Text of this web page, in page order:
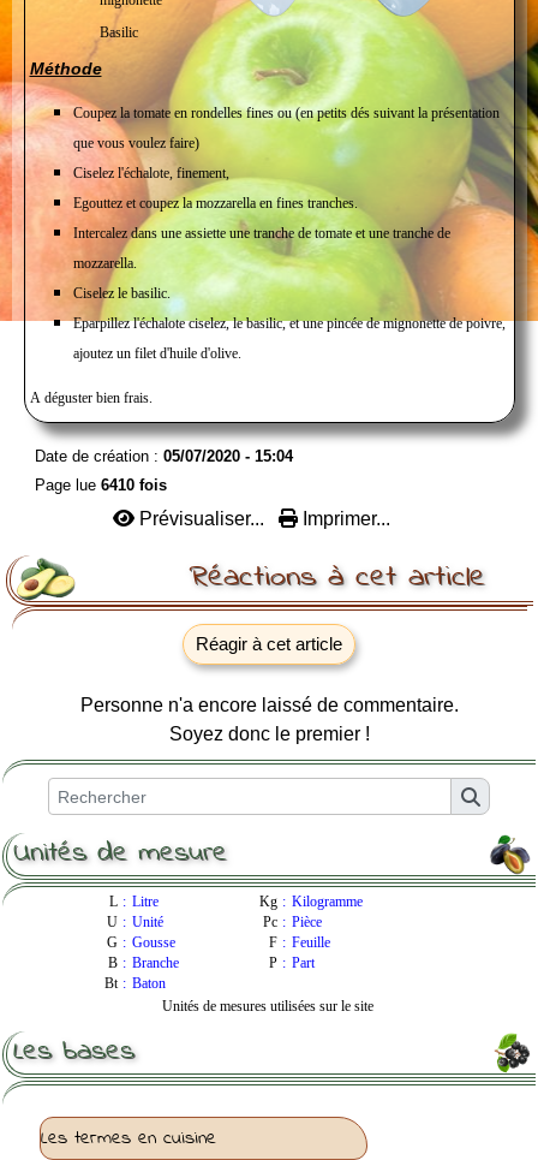
Unités de mesure
L : Litre Kg : Kilogramme
U : Unité Pc : Pièce
G : Gousse F : Feuille
B : Branche P : Part
Bt : Baton
Unités de mesures utilisées sur le site
Les bases
Les termes en cuisine
Basilic
Méthode
Coupez la tomate en rondelles fines ou (en petits dés suivant la présentation
que vous voulez faire)
Ciselez l'échalote, finement,
Egouttez et coupez la mozzarella en fines tranches.
Intercalez dans une assiette une tranche de tomate et une tranche de
mozzarella.
Ciselez le basilic.
Eparpillez l'échalote ciselez, le basilic, et une pincée de mignonette de poivre,
ajoutez un filet d'huile d'olive.
A déguster bien frais.
Date de création : 05/07/2020 - 15:04
Page lue 6410 fois
Prévisualiser... Imprimer...
Réactions à cet article
Réagir à cet article
Personne n'a encore laissé de commentaire.
Soyez donc le premier !